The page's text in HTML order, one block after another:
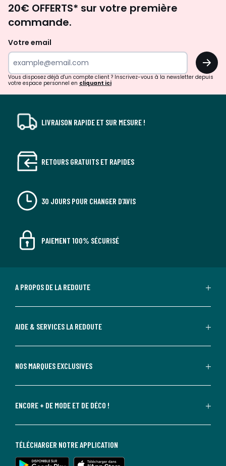
d'inspirations
surprises?
20€ OFFERTS* sur votre première
commande.
Votre email
OK
Vous disposez déjà d'un compte client ? Inscrivez-vous à la newsletter depuis
votre espace personnel en cliquant ici
LIVRAISON RAPIDE ET SUR MESURE !
RETOURS GRATUITS ET RAPIDES
30 JOURS POUR CHANGER D'AVIS
PAIEMENT 100% SÉCURISÉ
A PROPOS DE LA REDOUTE
AIDE & SERVICES LA REDOUTE
NOS MARQUES EXCLUSIVES
ENCORE + DE MODE ET DE DÉCO !
TÉLÉCHARGER NOTRE APPLICATION